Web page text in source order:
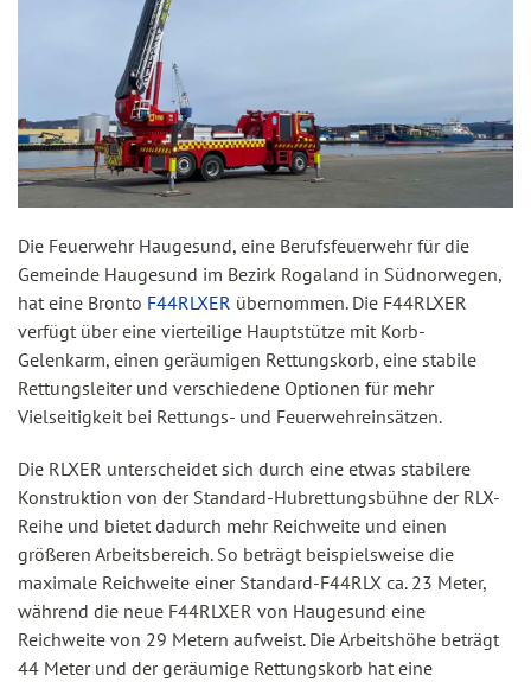
Die Feuerwehr Haugesund, eine Berufsfeuerwehr für die
Gemeinde Haugesund im Bezirk Rogaland in Südnorwegen,
hat eine Bronto F44RLXER übernommen. Die F44RLXER
verfügt über eine vierteilige Hauptstütze mit Korb-
Gelenkarm, einen geräumigen Rettungskorb, eine stabile
Rettungsleiter und verschiedene Optionen für mehr
Vielseitigkeit bei Rettungs- und Feuerwehreinsätzen.
Die RLXER unterscheidet sich durch eine etwas stabilere
Konstruktion von der Standard-Hubrettungsbühne der RLX-
Reihe und bietet dadurch mehr Reichweite und einen
größeren Arbeitsbereich. So beträgt beispielsweise die
maximale Reichweite einer Standard-F44RLX ca. 23 Meter,
während die neue F44RLXER von Haugesund eine
Reichweite von 29 Metern aufweist. Die Arbeitshöhe beträgt
44 Meter und der geräumige Rettungskorb hat eine